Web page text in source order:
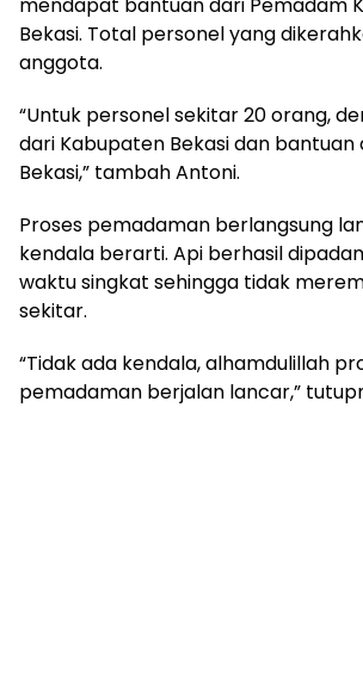
Bekasi. Total personel yang
anggota.
“Untuk personel sekitar 20 orang,
dari Kabupaten Bekasi dan bantuan
Bekasi,” tambah Antoni.
Proses pemadaman berlangsung
kendala berarti. Api berhasil
waktu singkat sehingga tidak
sekitar.
“Tidak ada kendala, alhamdulillah
pemadaman berjalan lancar,”